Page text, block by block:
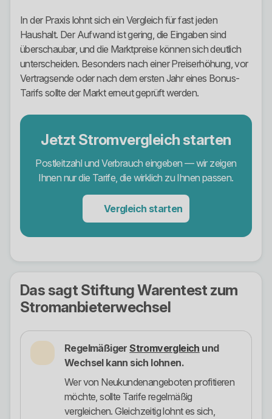
In der Praxis lohnt sich ein Vergleich für fast jeden
Haushalt. Der Aufwand ist gering, die Eingaben sind
überschaubar, und die Marktpreise können sich deutlich
unterscheiden. Besonders nach einer Preiserhöhung, vor
Vertragsende oder nach dem ersten Jahr eines Bonus-
Tarifs sollte der Markt erneut geprüft werden.
Jetzt Stromvergleich starten
Postleitzahl und Verbrauch eingeben — wir zeigen
Ihnen nur die Tarife, die wirklich zu Ihnen passen.
Vergleich starten
Das sagt Stiftung Warentest zum
Stromanbieterwechsel
RegelmäßigerStromvergleich und
Wechsel kann sich lohnen.
Wer von Neukundenangeboten profitieren
möchte, sollte Tarife regelmäßig
vergleichen. Gleichzeitig lohnt es sich,